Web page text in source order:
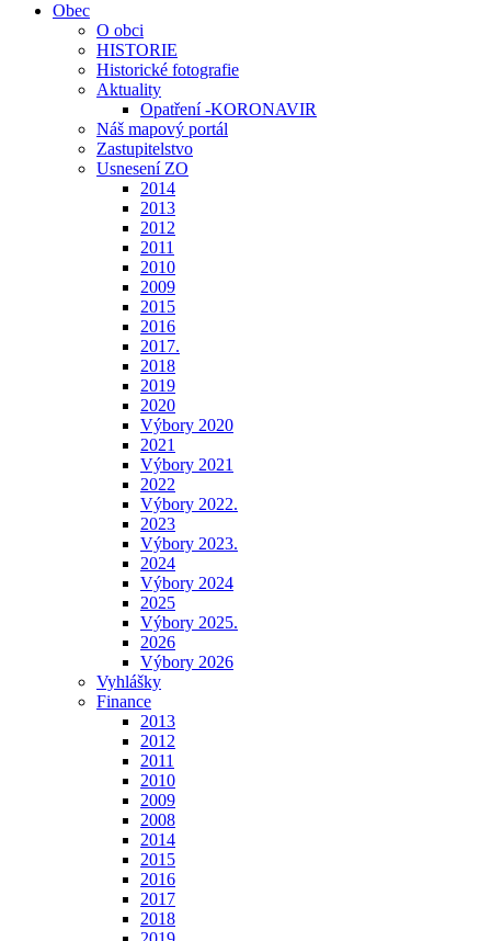
Obec
O obci
HISTORIE
Historické fotografie
Aktuality
Opatření -KORONAVIR
Náš mapový portál
Zastupitelstvo
Usnesení ZO
2014
2013
2012
2011
2010
2009
2015
2016
2017.
2018
2019
2020
Výbory 2020
2021
Výbory 2021
2022
Výbory 2022.
2023
Výbory 2023.
2024
Výbory 2024
2025
Výbory 2025.
2026
Výbory 2026
Vyhlášky
Finance
2013
2012
2011
2010
2009
2008
2014
2015
2016
2017
2018